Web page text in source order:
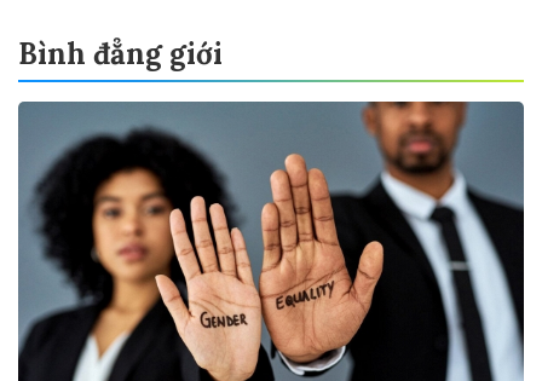
Bình đẳng giới